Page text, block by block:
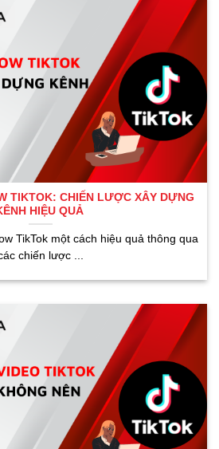
TIKTOK: CHIẾN LƯỢC XÂY DỰNG
HIỆU QUẢ
TikTok một cách hiệu quả thông qua
chiến lược ...